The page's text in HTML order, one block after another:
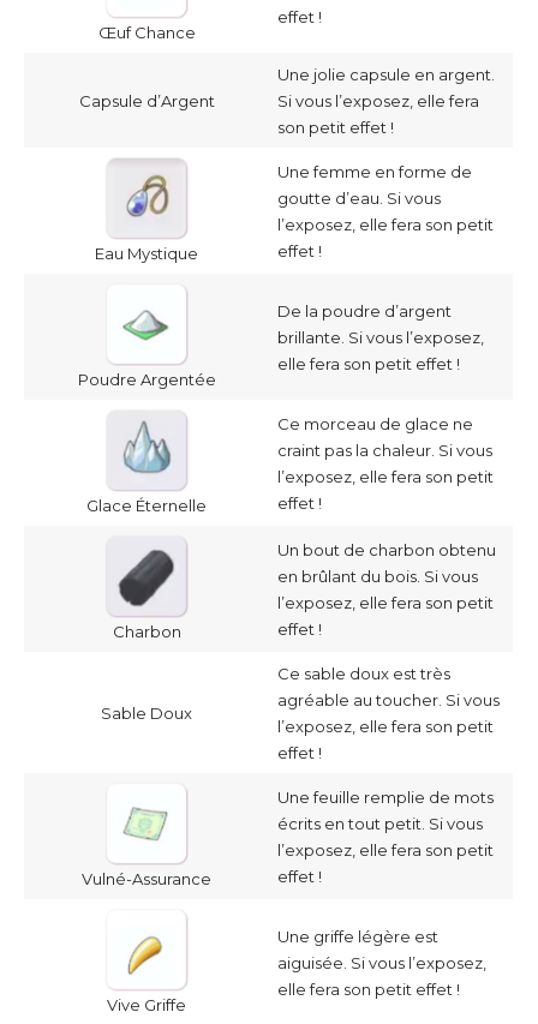
Œuf Chance
effet !
Capsule d’Argent
Une jolie capsule en argent.
Si vous l’exposez, elle fera
son petit effet !
Eau Mystique
Une femme en forme de
goutte d’eau. Si vous
l’exposez, elle fera son petit
effet !
Poudre Argentée
De la poudre d’argent
brillante. Si vous l’exposez,
elle fera son petit effet !
Glace Éternelle
Ce morceau de glace ne
craint pas la chaleur. Si vous
l’exposez, elle fera son petit
effet !
Charbon
Un bout de charbon obtenu
en brûlant du bois. Si vous
l’exposez, elle fera son petit
effet !
Sable Doux
Ce sable doux est très
agréable au toucher. Si vous
l’exposez, elle fera son petit
effet !
Vulné-Assurance
Une feuille remplie de mots
écrits en tout petit. Si vous
l’exposez, elle fera son petit
effet !
Vive Griffe
Une griffe légère est
aiguisée. Si vous l’exposez,
elle fera son petit effet !